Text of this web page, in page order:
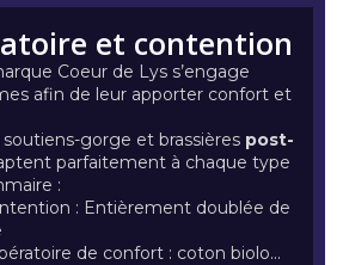
et contention
Coeur de Lys s’engage
afin de leur apporter confort et
gorge et brassières post-
parfaitement à chaque type
:
: Entièrement doublée de
de confort : coton biolo...